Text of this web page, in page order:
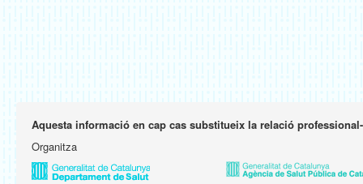
Aquesta informació en cap cas substitueix la relació
Organitza